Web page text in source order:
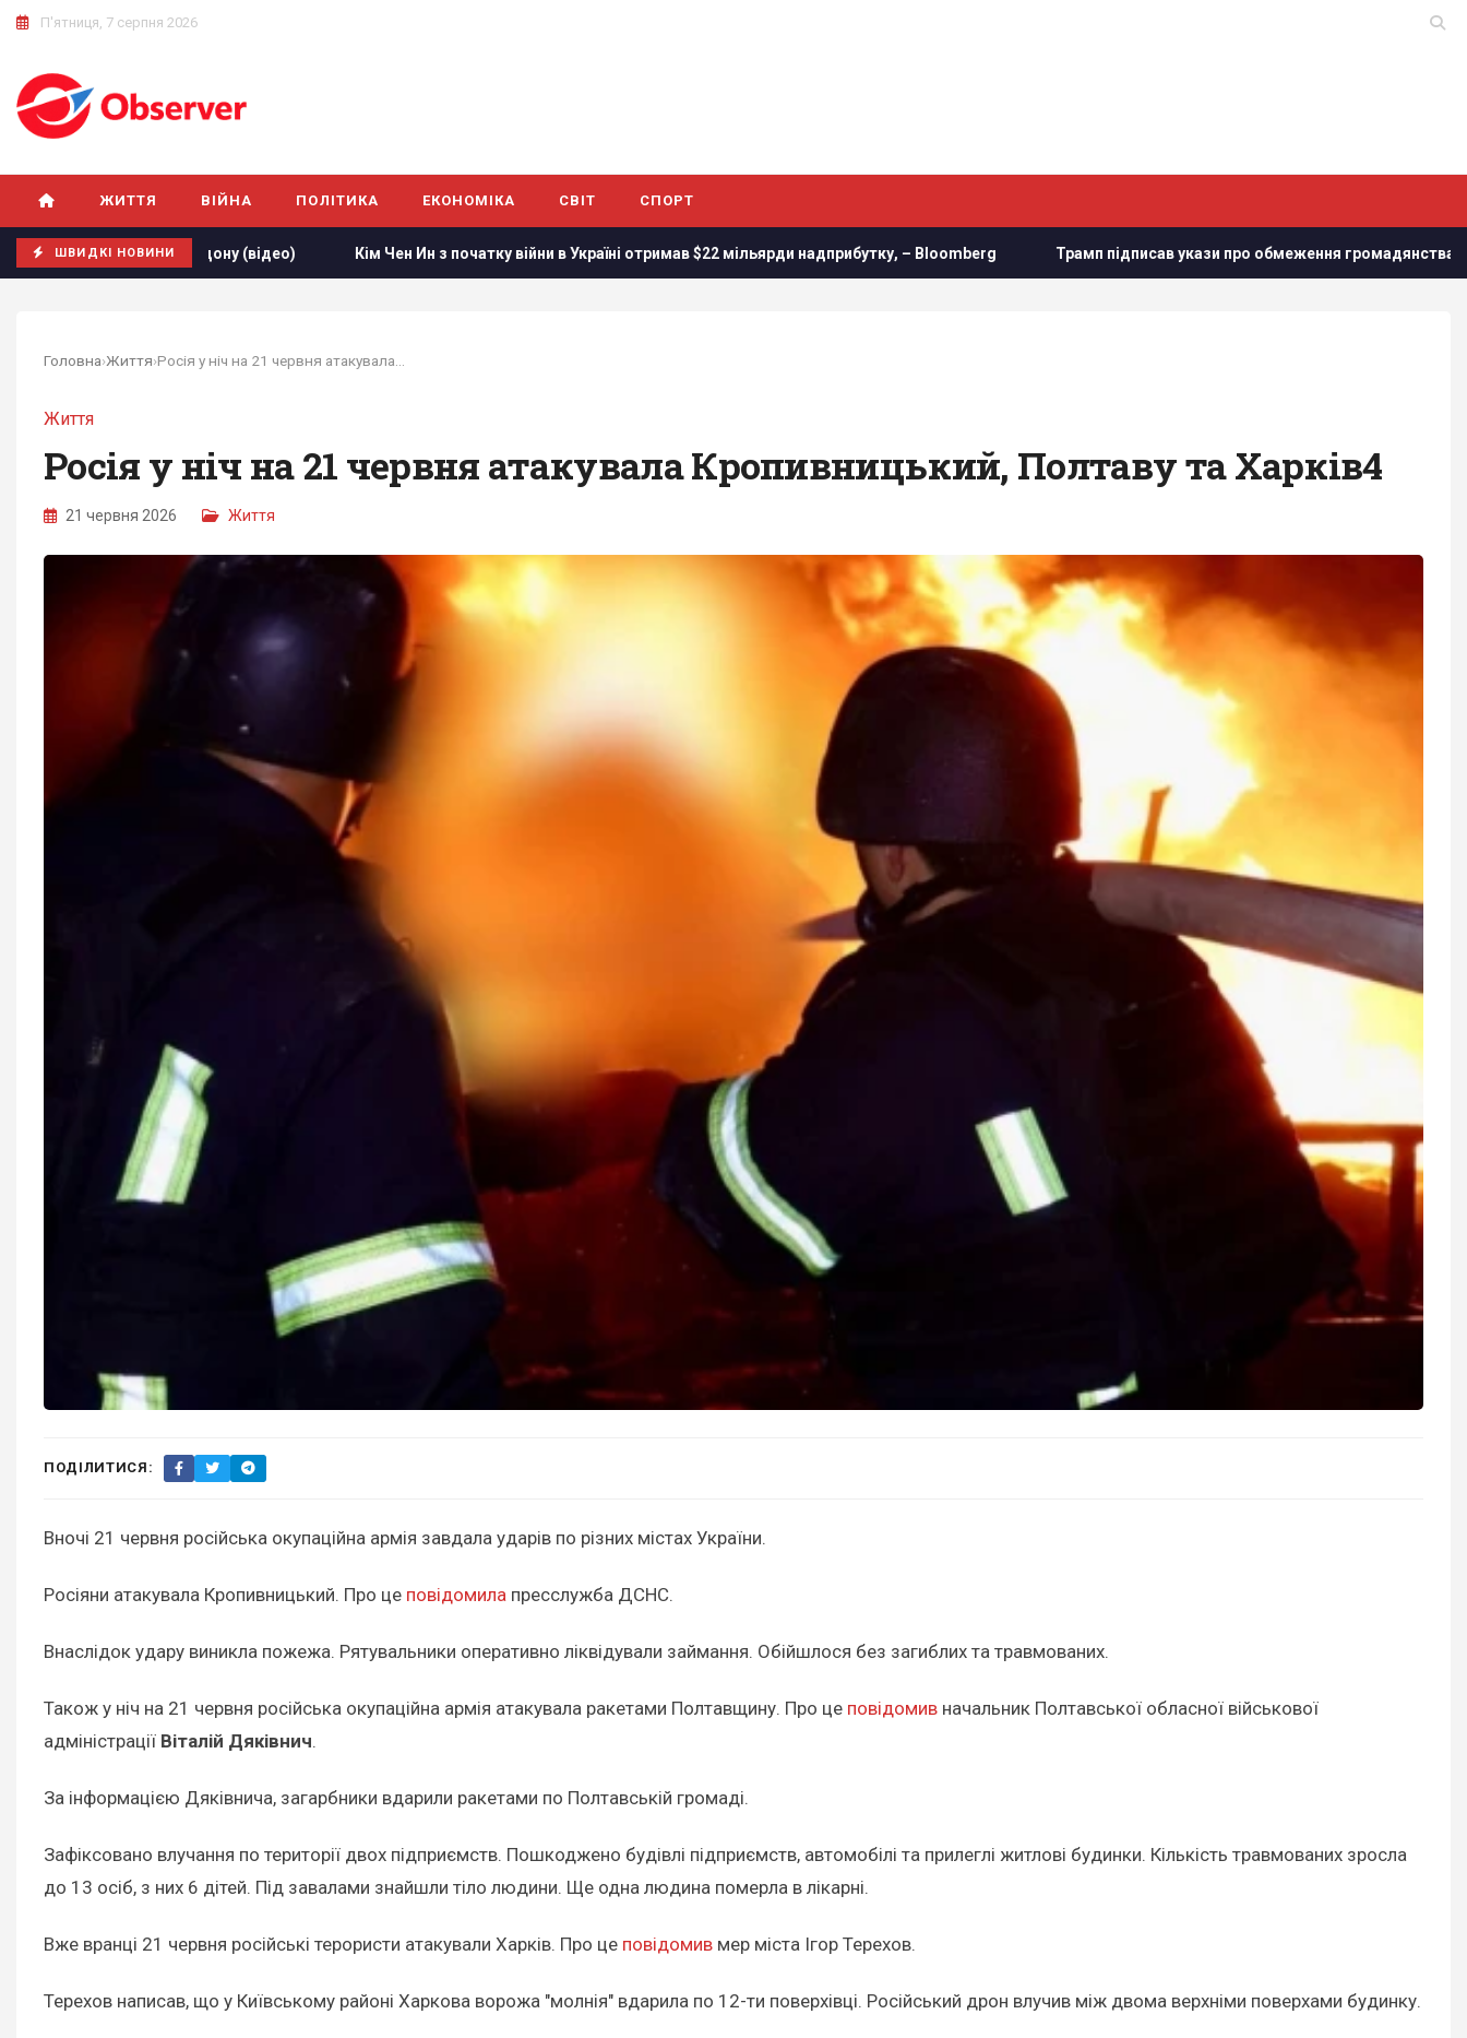
П'ятниця, 7 серпня 2026
ЖИТТЯ ВІЙНА ПОЛІТИКА ЕКОНОМІКА СВІТ СПОРТ
ШВИДКІ НОВИНИ
від кордону (відео) Кім Чен Ин з початку війни в Україні отримав $22 мільярди надприбутку, – Bloomberg Трамп підписав укази про обмеження громадянства за правом
Головна›Життя›Росія у ніч на 21 червня атакувала...
Життя
Росія у ніч на 21 червня атакувала Кропивницький, Полтаву та Харків4
21 червня 2026 Життя
ПОДІЛИТИСЯ:
Вночі 21 червня російська окупаційна армія завдала ударів по різних містах України.
Росіяни атакувала Кропивницький. Про це повідомила пресслужба ДСНС.
Внаслідок удару виникла пожежа. Рятувальники оперативно ліквідували займання. Обійшлося без загиблих та травмованих.
Також у ніч на 21 червня російська окупаційна армія атакувала ракетами Полтавщину. Про це повідомив начальник Полтавської обласної військової
адміністрації Віталій Дяківнич.
За інформацією Дяківнича, загарбники вдарили ракетами по Полтавській громаді.
Зафіксовано влучання по території двох підприємств. Пошкоджено будівлі підприємств, автомобілі та прилеглі житлові будинки. Кількість травмованих зросла
до 13 осіб, з них 6 дітей. Під завалами знайшли тіло людини. Ще одна людина померла в лікарні.
Вже вранці 21 червня російські терористи атакували Харків. Про це повідомив мер міста Ігор Терехов.
Терехов написав, що у Київському районі Харкова ворожа "молнія" вдарила по 12-ти поверхівці. Російський дрон влучив між двома верхніми поверхами будинку.